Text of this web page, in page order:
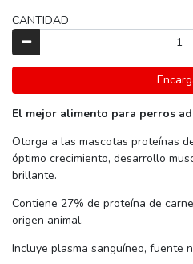
CANTIDAD
El mejor alimento para perros
Otorga a las mascotas proteínas
óptimo crecimiento, desarrollo
brillante.
Contiene 27% de proteína de
origen animal.
Incluye plasma sanguíneo, fuente